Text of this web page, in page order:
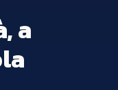
a